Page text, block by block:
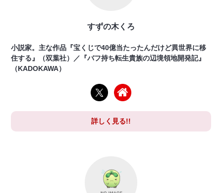
すずの木くろ
小説家。主な作品『宝くじで40億当たったんだけど異世界に移
住する』（双葉社）／『バフ持ち転生貴族の辺境領地開発記』
（KADOKAWA）
詳しく見る!!